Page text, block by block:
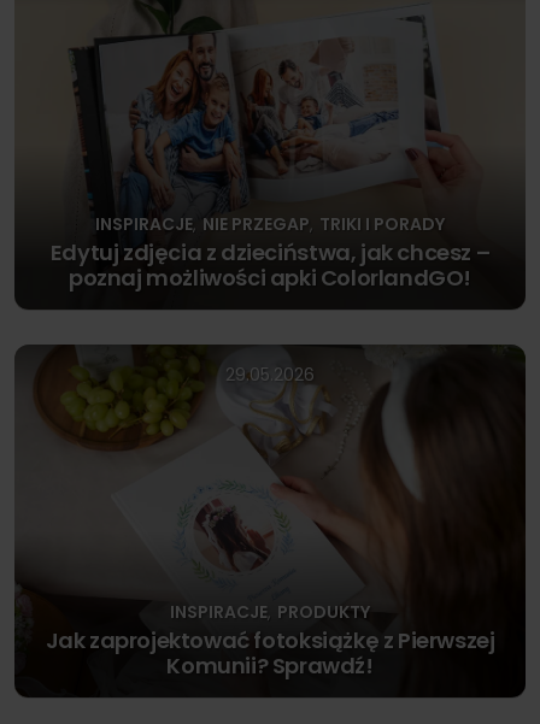
INSPIRACJE, NIE PRZEGAP, TRIKI I PORADY
Edytuj zdjęcia z dzieciństwa, jak chcesz –
poznaj możliwości apki ColorlandGO!
29.05.2026
INSPIRACJE, PRODUKTY
Jak zaprojektować fotoksiążkę z Pierwszej
Komunii? Sprawdź!